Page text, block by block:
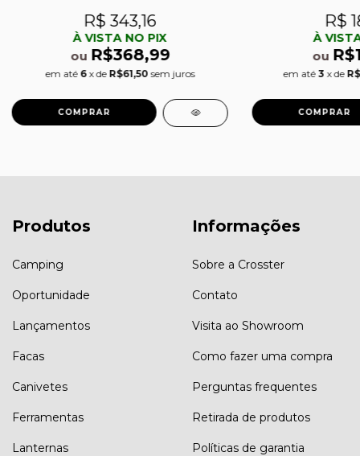
R$ 343,16
À VISTA NO PIX
ou R$368,99
em até 6 x de R$61,50 sem juros
R$
À
ou
em até 3 x de
Produtos
Camping
Oportunidade
Lançamentos
Facas
Canivetes
Ferramentas
Lanternas
Informações
Sobre a Crosster
Contato
Visita ao Showroom
Como fazer uma compra
Perguntas frequentes
Retirada de produtos
Políticas de garantia